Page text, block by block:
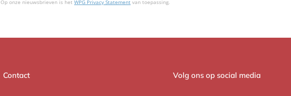
Op onze nieuwsbrieven is het WPG Privacy Statementvan toepassing.
Contact Volg ons op social media